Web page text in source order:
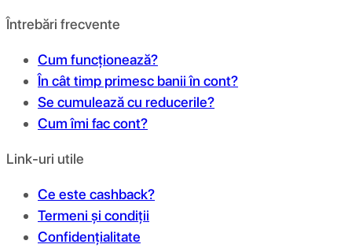
Întrebări frecvente
Cum funcționează?
În cât timp primesc banii în cont?
Se cumulează cu reducerile?
Cum îmi fac cont?
Link-uri utile
Ce este cashback?
Termeni și condiții
Confidențialitate